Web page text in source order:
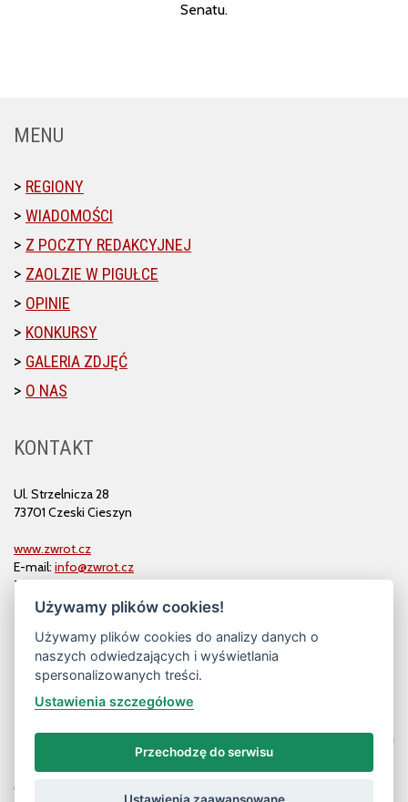
Senatu.
MENU
REGIONY
WIADOMOŚCI
Z POCZTY REDAKCYJNEJ
ZAOLZIE W PIGUŁCE
OPINIE
KONKURSY
GALERIA ZDJĘĆ
O NAS
KONTAKT
Ul. Strzelnicza 28
73701 Czeski Cieszyn
www.zwrot.cz
E-mail: info@zwrot.cz
Tel. i faks: 558 711 582
© ZWROT
Używamy plików cookies!
Używamy plików cookies do analizy danych o
naszych odwiedzających i wyświetlania
spersonalizowanych treści.
Ustawienia szczegółowe
Przechodzę do serwisu